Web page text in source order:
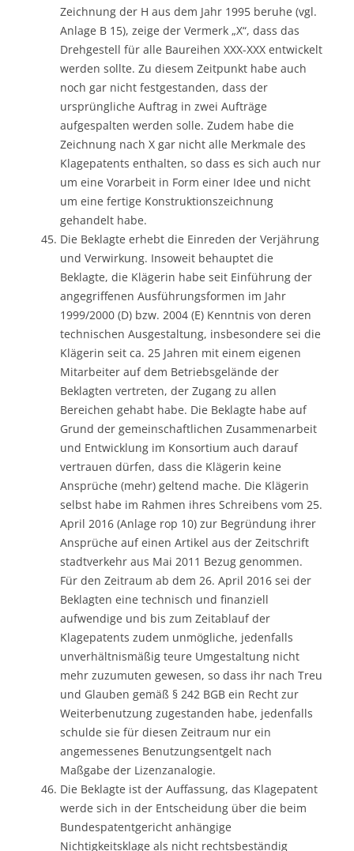
Zeichnung der H aus dem Jahr 1995 beruhe (vgl.
Anlage B 15), zeige der Vermerk „X“, dass das
Drehgestell für alle Baureihen XXX-XXX entwickelt
werden sollte. Zu diesem Zeitpunkt habe auch
noch gar nicht festgestanden, dass der
ursprüngliche Auftrag in zwei Aufträge
aufgespalten werden solle. Zudem habe die
Zeichnung nach X gar nicht alle Merkmale des
Klagepatents enthalten, so dass es sich auch nur
um eine Vorarbeit in Form einer Idee und nicht
um eine fertige Konstruktionszeichnung
gehandelt habe.
Die Beklagte erhebt die Einreden der Verjährung
und Verwirkung. Insoweit behauptet die
Beklagte, die Klägerin habe seit Einführung der
angegriffenen Ausführungsformen im Jahr
1999/2000 (D) bzw. 2004 (E) Kenntnis von deren
technischen Ausgestaltung, insbesondere sei die
Klägerin seit ca. 25 Jahren mit einem eigenen
Mitarbeiter auf dem Betriebsgelände der
Beklagten vertreten, der Zugang zu allen
Bereichen gehabt habe. Die Beklagte habe auf
Grund der gemeinschaftlichen Zusammenarbeit
und Entwicklung im Konsortium auch darauf
vertrauen dürfen, dass die Klägerin keine
Ansprüche (mehr) geltend mache. Die Klägerin
selbst habe im Rahmen ihres Schreibens vom 25.
April 2016 (Anlage rop 10) zur Begründung ihrer
Ansprüche auf einen Artikel aus der Zeitschrift
stadtverkehr aus Mai 2011 Bezug genommen.
Für den Zeitraum ab dem 26. April 2016 sei der
Beklagten eine technisch und finanziell
aufwendige und bis zum Zeitablauf der
Klagepatents zudem unmögliche, jedenfalls
unverhältnismäßig teure Umgestaltung nicht
mehr zuzumuten gewesen, so dass ihr nach Treu
und Glauben gemäß § 242 BGB ein Recht zur
Weiterbenutzung zugestanden habe, jedenfalls
schulde sie für diesen Zeitraum nur ein
angemessenes Benutzungsentgelt nach
Maßgabe der Lizenzanalogie.
Die Beklagte ist der Auffassung, das Klagepatent
werde sich in der Entscheidung über die beim
Bundespatentgericht anhängige
Nichtigkeitsklage als nicht rechtsbeständig